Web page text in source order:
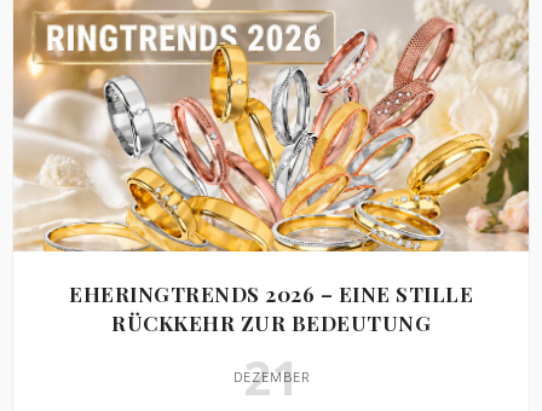
EHERINGTRENDS 2026 – EINE STILLE
RÜCKKEHR ZUR BEDEUTUNG
21
DEZEMBER